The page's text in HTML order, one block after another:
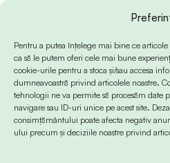
Pentru a putea înțelege mai bine ce
ca să le putem oferi cele mai bune
cookie-urile pentru a stoca și/sau accesa
dumneavoastră privind articolele noastre.
tehnologii ne va permite să procesăm date
navigare sau ID-uri unice pe acest site.
consimțământului poate afecta negativ
ului precum și deciziile noastre privind